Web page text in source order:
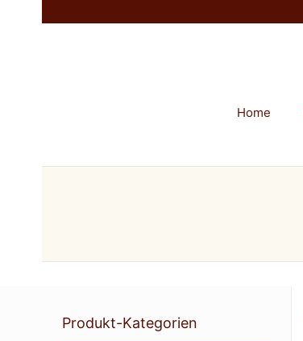
Home
Produkt-Kategorien